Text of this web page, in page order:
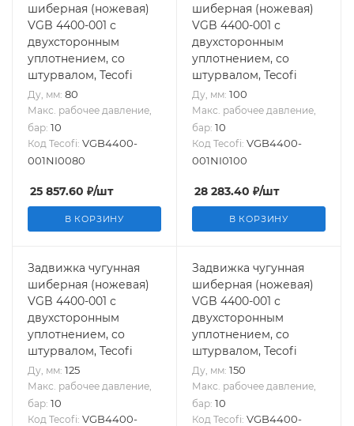
шиберная (ножевая)
VGB 4400-001 с
двухсторонным
уплотнением, со
штурвалом, Tecofi
Ду, мм: 80
Макс. рабочее давление,
бар: 10
Код Tecofi: VGB4400-
001NI0080
25 857.60 ₽/шт
В КОРЗИНУ
шиберная (ножевая)
VGB 4400-001 с
двухсторонным
уплотнением, со
штурвалом, Tecofi
Ду, мм: 100
Макс. рабочее давление,
бар: 10
Код Tecofi: VGB4400-
001NI0100
28 283.40 ₽/шт
В КОРЗИНУ
Задвижка чугунная
шиберная (ножевая)
VGB 4400-001 с
двухсторонным
уплотнением, со
штурвалом, Tecofi
Ду, мм: 125
Макс. рабочее давление,
бар: 10
Код Tecofi: VGB4400-
Задвижка чугунная
шиберная (ножевая)
VGB 4400-001 с
двухсторонным
уплотнением, со
штурвалом, Tecofi
Ду, мм: 150
Макс. рабочее давление,
бар: 10
Код Tecofi: VGB4400-